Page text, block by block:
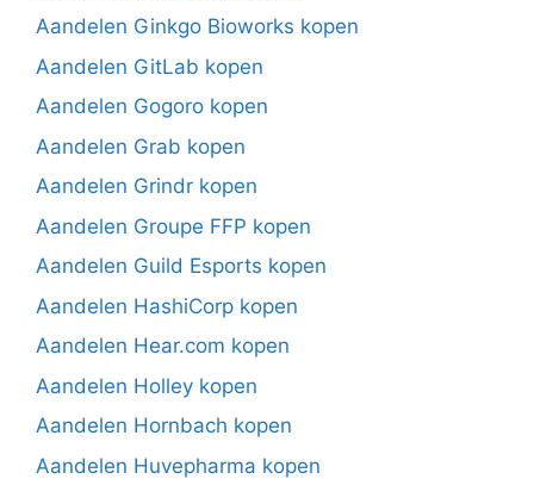
Aandelen Ginkgo Bioworks kopen
Aandelen GitLab kopen
Aandelen Gogoro kopen
Aandelen Grab kopen
Aandelen Grindr kopen
Aandelen Groupe FFP kopen
Aandelen Guild Esports kopen
Aandelen HashiCorp kopen
Aandelen Hear.com kopen
Aandelen Holley kopen
Aandelen Hornbach kopen
Aandelen Huvepharma kopen